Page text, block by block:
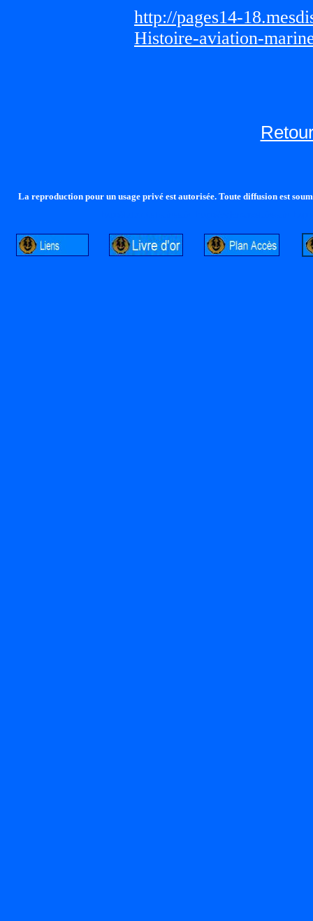
http://pages14-
Histoire-aviation-
La reproduction pour un usage privé est autorisée. Toute diffusion est